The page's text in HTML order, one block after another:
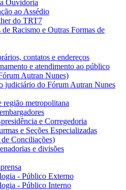
Ouvidoria
ao Assédio
do TRT7
Racismo e Outras Formas de
contatos e endereços
e atendimento ao público
Autran Nunes)
judiciário do Fórum Autran Nunes
região metropolitana
e Corregedoria
e Seções Especializadas
Conciliações)
e divisões
- Público Externo
- Público Interno